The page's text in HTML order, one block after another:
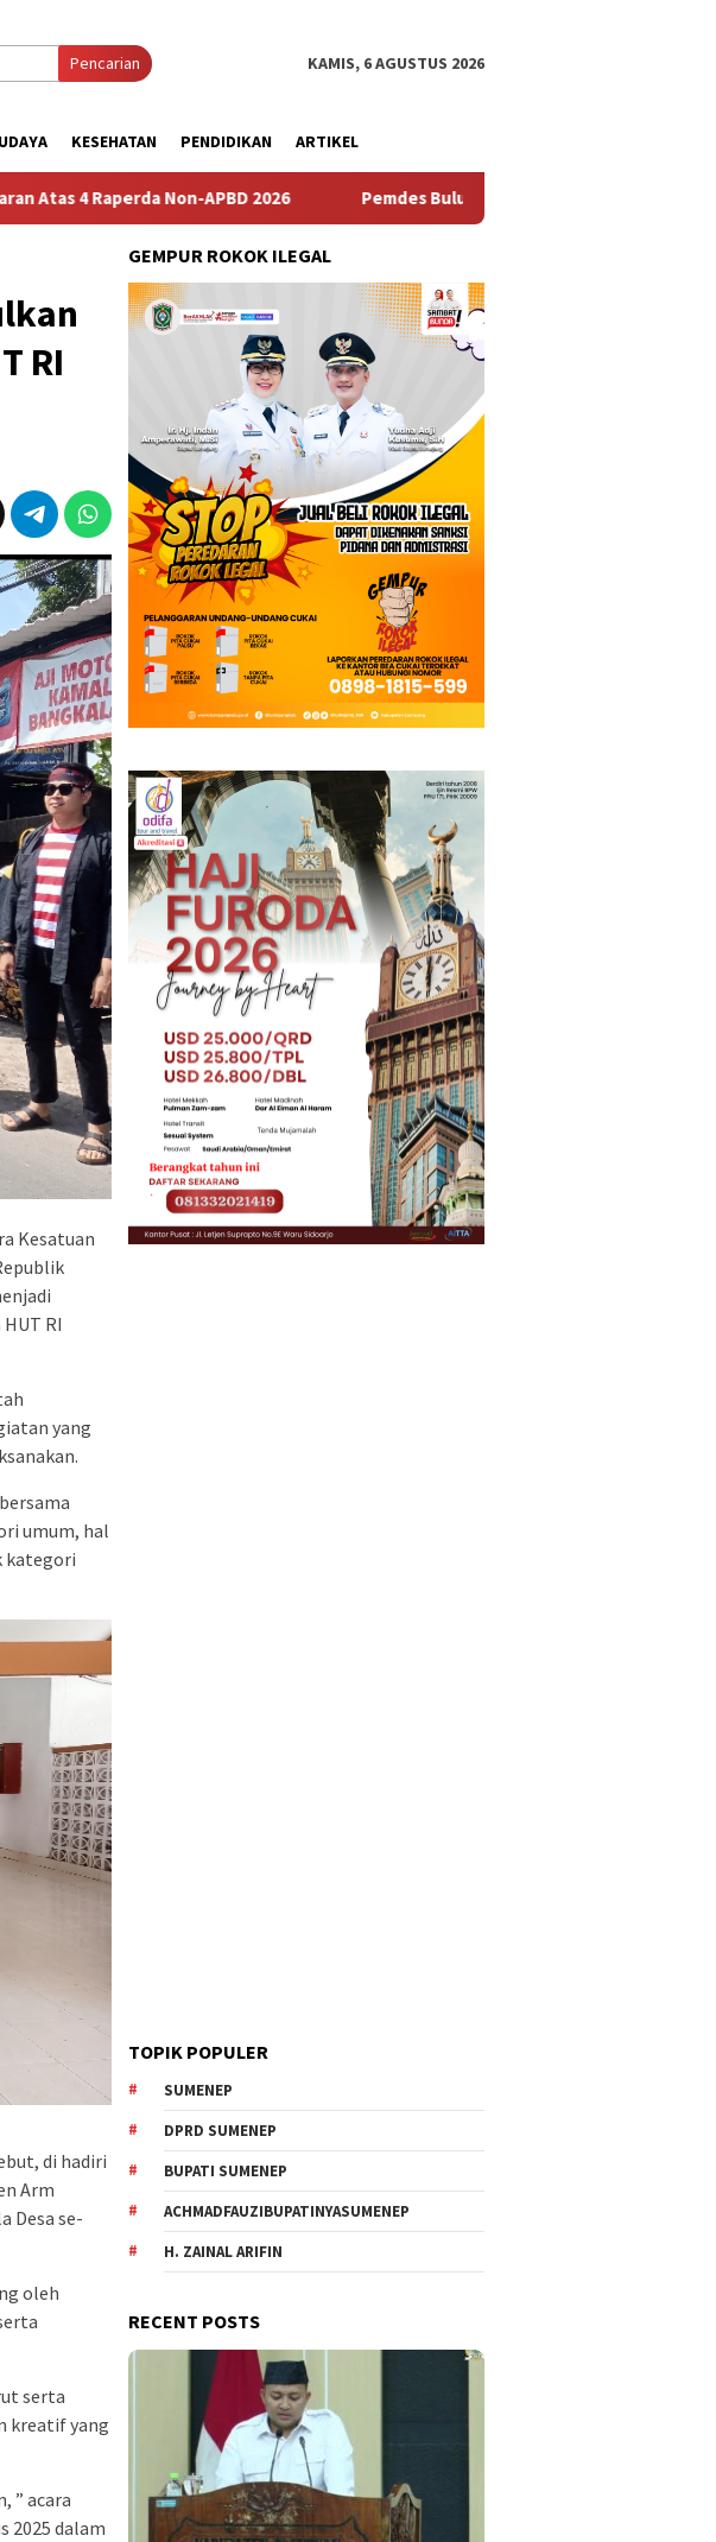
Pencarian KAMIS, 6 AGUSTUS 2026
KESEHATAN PENDIDIKAN ARTIKEL
Pemdes Bulusari Gelar Musrenbangdes Tentang Penyusunan RKPDes
RI
Kesatuan
RI
yang
umum, hal
kategori
di hadiri
Arm
Desa se-
oleh
serta
kreatif yang
” acara
2025 dalam
GEMPUR ROKOK ILEGAL
TOPIK POPULER
SUMENEP
DPRD SUMENEP
BUPATI SUMENEP
ACHMADFAUZIBUPATINYASUMENEP
H. ZAINAL ARIFIN
RECENT POSTS